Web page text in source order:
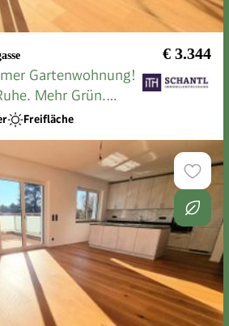
€ 3.344
Gartenwohnung!
Mehr Grün.
+ Herrliche
Jetzt
Freifläche